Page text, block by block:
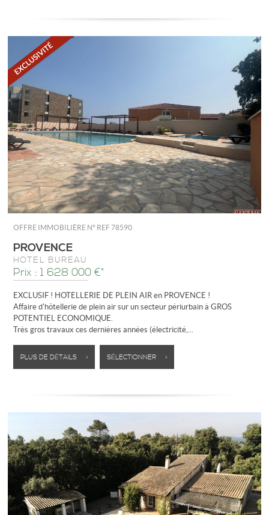
OFFRE IMMOBILIÈRE N° REF 78590
PROVENCE
HÔTEL BUREAU
Prix : 1 628 000 €*
EXCLUSIF ! HOTELLERIE DE PLEIN AIR en PROVENCE !
Affaire d'hôtellerie de plein air sur un secteur périurbain à GROS
POTENTIEL ECONOMIQUE.
Très gros travaux ces dernières années (électricité,...
PLUS DE DÉTAILS > SÉLECTIONNER >